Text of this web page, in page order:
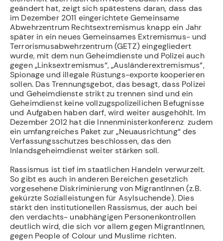
geändert hat, zeigt sich spätestens daran, dass das
im Dezember 2011 eingerichtete Gemeinsame
Abwehrzentrum Rechtsextremismus knapp ein Jahr
später in ein neues Gemeinsames Extremismus- und
Terrorismusabwehrzentrum (GETZ) eingegliedert
wurde, mit dem nun Geheimdienste und Polizei auch
gegen „Linksextremismus“, „Ausländerextremismus“,
Spionage und illegale Rüstungs-exporte kooperieren
sollen. Das Trennungsgebot, das besagt, dass Polizei
und Geheimdienste strikt zu trennen sind und ein
Geheimdienst keine vollzugspolizeilichen Befugnisse
und Aufgaben haben darf, wird weiter ausgehöhlt. Im
Dezember 2012 hat die Innenministerkonferenz zudem
ein umfangreiches Paket zur „Neuausrichtung“ des
Verfassungsschutzes beschlossen, das den
Inlandsgeheimdienst weiter stärken soll.
Rassismus ist tief im staatlichen Handeln verwurzelt.
So gibt es auch in anderen Bereichen gesetzlich
vorgesehene Diskriminierung von MigrantInnen (z.B.
gekürzte Sozialleistungen für Asylsuchende). Dies
stärkt den institutionellen Rassismus, der auch bei
den verdachts- unabhängigen Personenkontrollen
deutlich wird, die sich vor allem gegen MigrantInnen,
gegen People of Colour und Muslime richten.